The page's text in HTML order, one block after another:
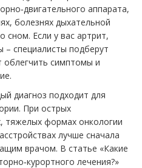
аппарата,
болезнях дыхательной
сном. Если у вас артрит,
– специалисты подберут
облегчить симптомы и
диагноз подходит для
При острых
тяжелых формах онкологии
лучше сначала
врачом. В статье «Какие
лечения?»